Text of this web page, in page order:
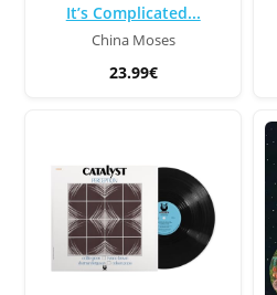
It’s Complicated...
China Moses
23.99€